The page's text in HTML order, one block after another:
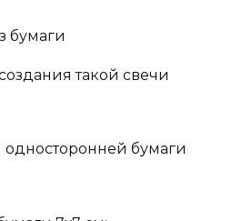
такой свечи
бумаги